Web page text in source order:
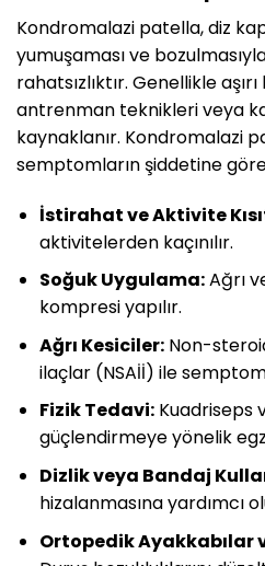
Kondromalazi patella, diz
yumuşaması ve
rahatsızlıktır. Genellikle
antrenman teknikleri veya
kaynaklanır. Kondromalazi
semptomların şiddetine
İstirahat ve Aktivite
aktivitelerden kaçınılır.
Soğuk Uygulama:Ağrı
kompresi yapılır.
Ağrı Kesiciler:Non-
ilaçlar (NSAİİ) ile
Fizik Tedavi:Kuadriseps
güçlendirmeye yönelik
Dizlik veya Bandaj
hizalanmasına yardımcı
Ortopedik Ayakkabılar